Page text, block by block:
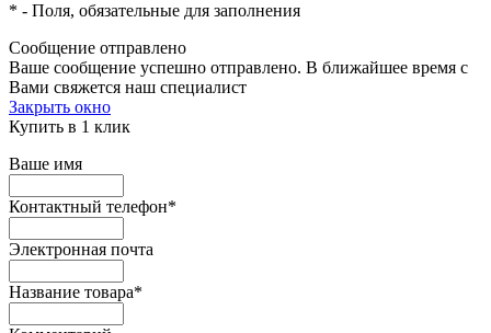
* - Поля, обязательные для заполнения
Сообщение отправлено
Ваше сообщение успешно отправлено. В ближайшее время с
Вами свяжется наш специалист
Закрыть окно
Купить в 1 клик
Ваше имя
Контактный телефон*
Электронная почта
Название товара*